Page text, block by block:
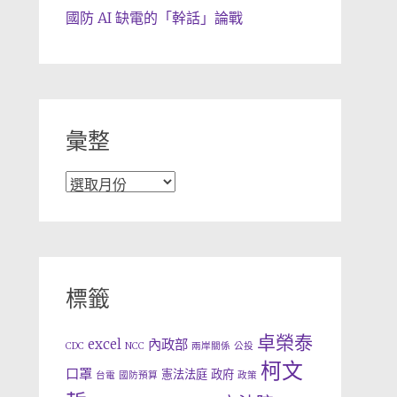
國防 AI 缺電的「幹話」論戰
彙整
彙
標籤
CDC excel NCC 內政部 兩岸關係 公投 卓榮泰
口罩 台電 國防預算 憲法法庭 政府 政策 柯文